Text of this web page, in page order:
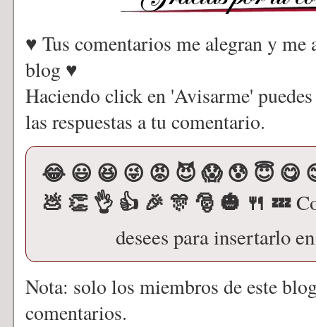
♥ Tus comentarios me alegran y
blog ♥
Haciendo click en 'Avisarme'
las respuestas a tu comentario.
😂 😃 😆 😜 😡 😈 😱 😰 😇 😋
💩 👏 👌 👍 🎉 🎊 🎅 🎃 🍴 💤
desees para insertarlo
Nota: solo los miembros de este
comentarios.